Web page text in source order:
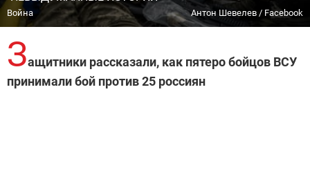
Война Антон Шевелев / Facebook
Защитники рассказали, как пятеро бойцов ВСУ
принимали бой против 25 россиян